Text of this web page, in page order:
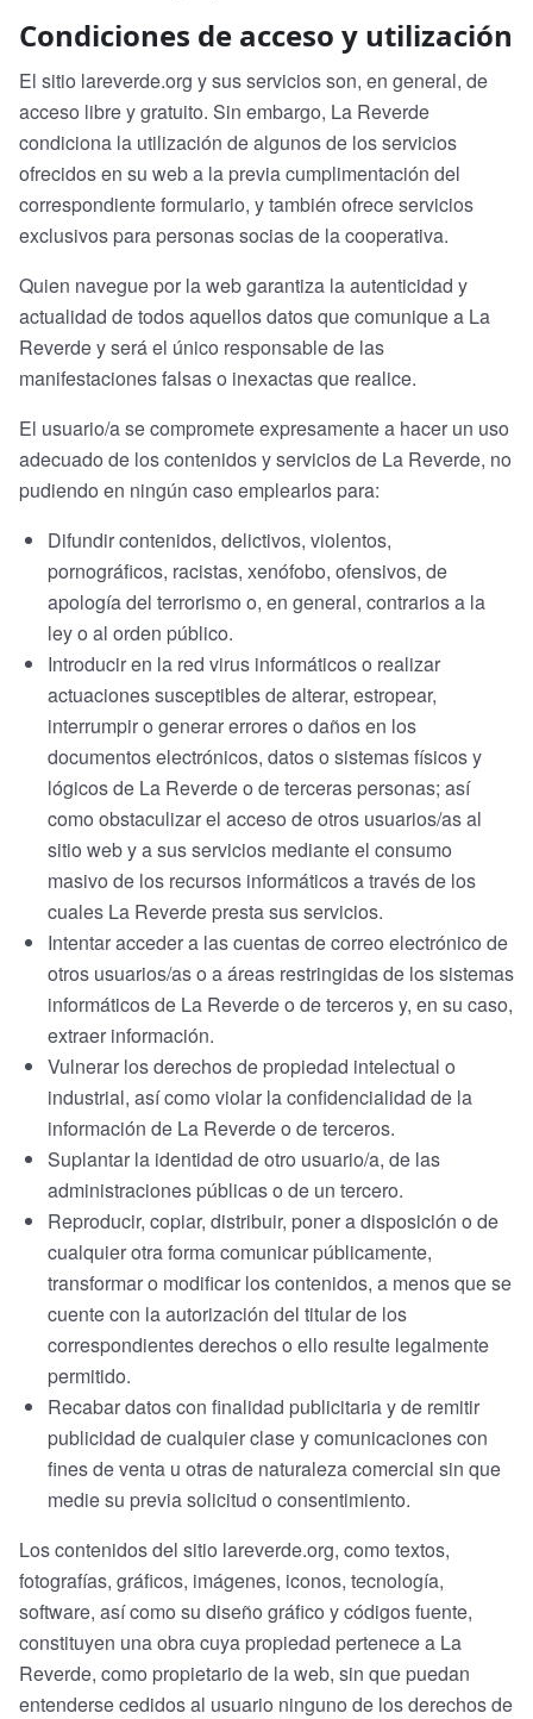
Condiciones de acceso y utilización
El sitio lareverde.org y sus servicios son, en general, de
acceso libre y gratuito. Sin embargo, La Reverde
condiciona la utilización de algunos de los servicios
ofrecidos en su web a la previa cumplimentación del
correspondiente formulario, y también ofrece servicios
exclusivos para personas socias de la cooperativa.
Quien navegue por la web garantiza la autenticidad y
actualidad de todos aquellos datos que comunique a La
Reverde y será el único responsable de las
manifestaciones falsas o inexactas que realice.
El usuario/a se compromete expresamente a hacer un uso
adecuado de los contenidos y servicios de La Reverde, no
pudiendo en ningún caso emplearlos para:
Difundir contenidos, delictivos, violentos,
pornográficos, racistas, xenófobo, ofensivos, de
apología del terrorismo o, en general, contrarios a la
ley o al orden público.
Introducir en la red virus informáticos o realizar
actuaciones susceptibles de alterar, estropear,
interrumpir o generar errores o daños en los
documentos electrónicos, datos o sistemas físicos y
lógicos de La Reverde o de terceras personas; así
como obstaculizar el acceso de otros usuarios/as al
sitio web y a sus servicios mediante el consumo
masivo de los recursos informáticos a través de los
cuales La Reverde presta sus servicios.
Intentar acceder a las cuentas de correo electrónico de
otros usuarios/as o a áreas restringidas de los sistemas
informáticos de La Reverde o de terceros y, en su caso,
extraer información.
Vulnerar los derechos de propiedad intelectual o
industrial, así como violar la confidencialidad de la
información de La Reverde o de terceros.
Suplantar la identidad de otro usuario/a, de las
administraciones públicas o de un tercero.
Reproducir, copiar, distribuir, poner a disposición o de
cualquier otra forma comunicar públicamente,
transformar o modificar los contenidos, a menos que se
cuente con la autorización del titular de los
correspondientes derechos o ello resulte legalmente
permitido.
Recabar datos con finalidad publicitaria y de remitir
publicidad de cualquier clase y comunicaciones con
fines de venta u otras de naturaleza comercial sin que
medie su previa solicitud o consentimiento.
Los contenidos del sitio lareverde.org, como textos,
fotografías, gráficos, imágenes, iconos, tecnología,
software, así como su diseño gráfico y códigos fuente,
constituyen una obra cuya propiedad pertenece a La
Reverde, como propietario de la web, sin que puedan
entenderse cedidos al usuario ninguno de los derechos de